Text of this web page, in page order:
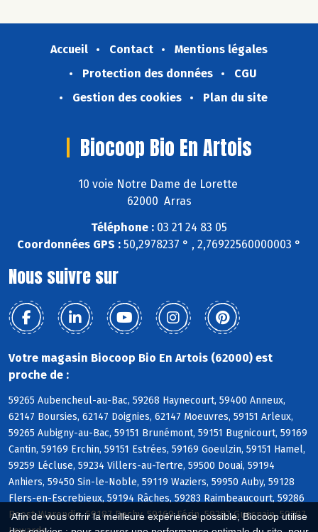
Afin de vous offrir la meilleure expérience possible, Biocoop utilise
Accueil Contact
Mentions légales
Protection des données
CGU
Gestion des cookies
Plan du site
Biocoop Bio En Artois
10 voie Notre Dame de Lorette
62000 Arras
Téléphone : 03 21 24 83 05
Coordonnées GPS : 50,2978237 ° , 2,76922560000003 °
Nous suivre sur
Votre magasin Biocoop Bio En Artois (62000) est
proche de :
59265 Aubencheul-au-Bac, 59268 Haynecourt, 59400 Anneux,
62147 Boursies, 62147 Doignies, 62147 Moeuvres, 59151 Arleux,
59265 Aubigny-au-Bac, 59151 Brunémont, 59151 Bugnicourt, 59169
Cantin, 59169 Erchin, 59151 Estrées, 59169 Goeulzin, 59151 Hamel,
59259 Lécluse, 59234 Villers-au-Tertre, 59500 Douai, 59194
Anhiers, 59450 Sin-le-Noble, 59119 Waziers, 59950 Auby, 59128
Flers-en-Escrebieux, 59194 Râches, 59283 Raimbeaucourt, 59286
Roost-Warendin, 59187 Dechy, 59169 Férin, 59287 Guesnain, 59287